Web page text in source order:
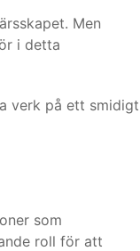
Men
i detta
verk på ett smidigt
som
roll för att